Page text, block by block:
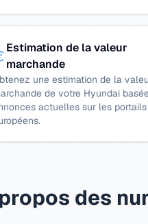
Estimation de la valeur
marchande
une estimation de la
de votre Hyundai
actuelles sur les portails
des